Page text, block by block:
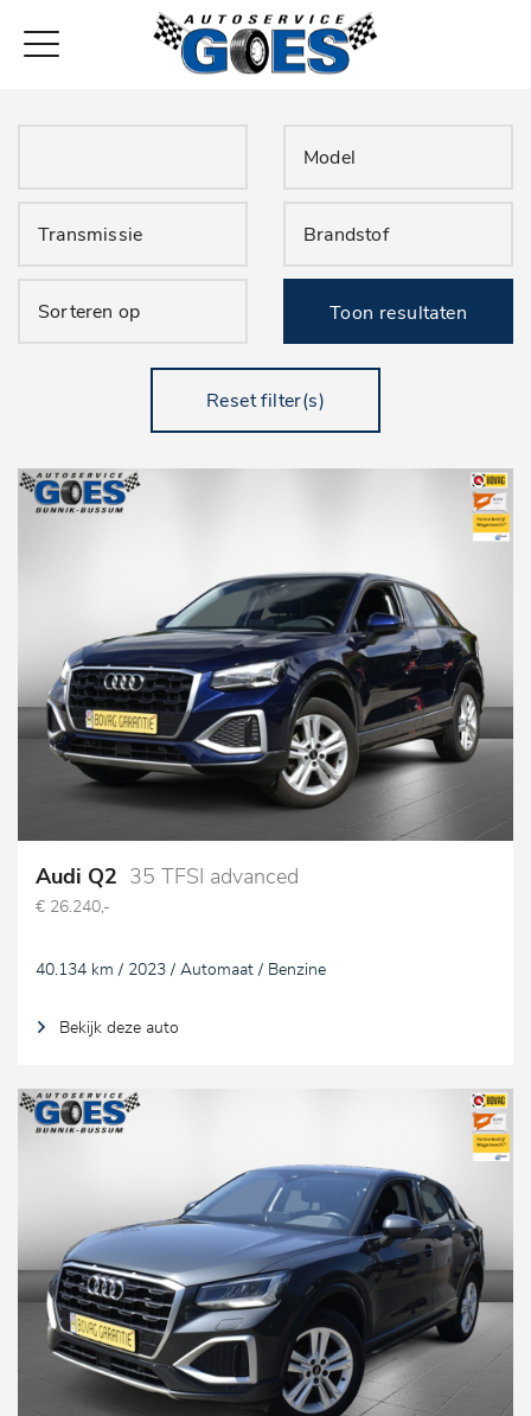
Toon resultaten
Reset filter(s)
Audi Q2 35 TFSI advanced
€ 26.240,-
40.134 km / 2023 / Automaat / Benzine
Bekijk deze auto